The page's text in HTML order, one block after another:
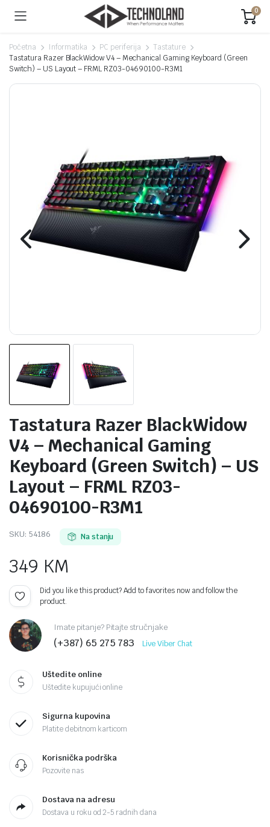
0
Početna Informatika PC periferija
Tastature
Tastatura Razer BlackWidow V4 – Mechanical Gaming Keyboard (Green
Switch) – US Layout – FRML RZ03-04690100-R3M1
Tastatura Razer BlackWidow
V4 – Mechanical Gaming
Keyboard (Green Switch) – US
Layout – FRML RZ03-
04690100-R3M1
SKU: 54186 Na stanju
349 KM
Did you like this product? Add to favorites now and follow the
product.
Imate pitanje? Pitajte stručnjake
(+387) 65 275 783 Live Viber Chat
Uštedite online
Uštedite kupujući online
Sigurna kupovina
Platite debitnom karticom
Korisnička podrška
Pozovite nas
Dostava na adresu
Dostava u roku od 2-5 radnih dana